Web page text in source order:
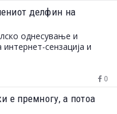
делфин на
однесување и
сензација и
0
е премногу, а потоа